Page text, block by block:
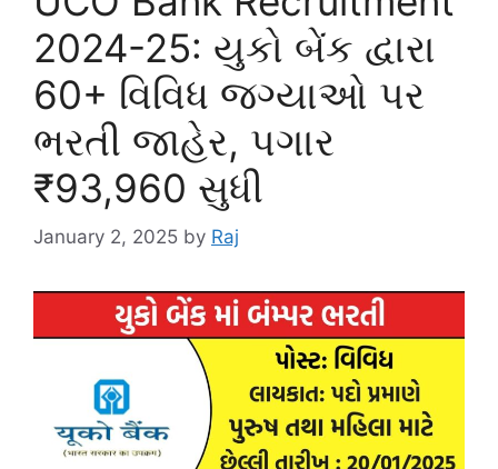
2024-25: યુકો બેંક દ્વારા
60+ વિવિધ જગ્યાઓ પર
ભરતી જાહેર, પગાર
₹93,960 સુધી
January 2, 2025 by Raj